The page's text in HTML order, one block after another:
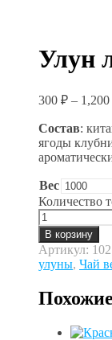
Улун
300 ₽ – 1,200
Состав:
ягоды
Вес
Количество
В корзину
Артикул:
улуны, Чай